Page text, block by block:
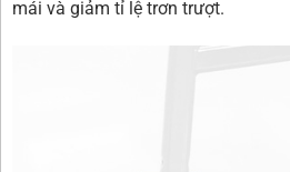
mái và giảm tỉ lệ trơn trượt.